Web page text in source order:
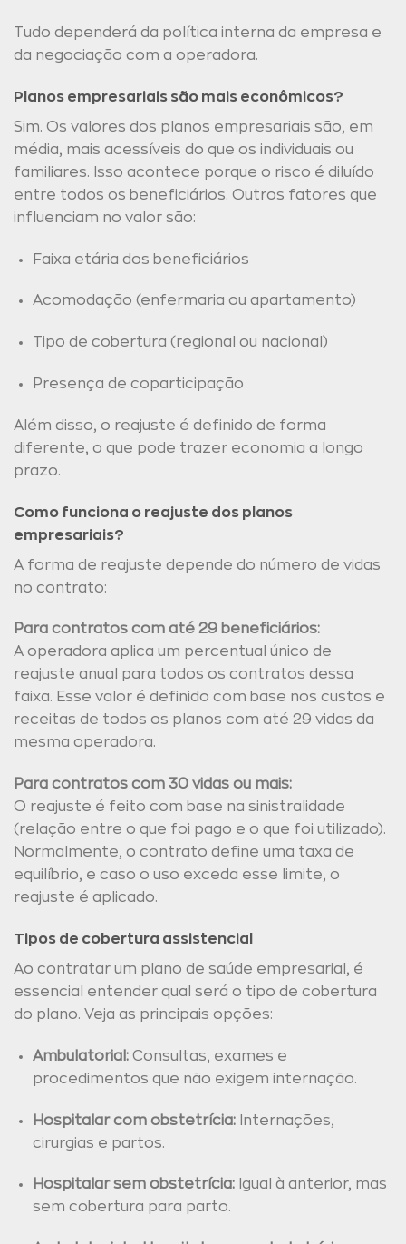
Tudo dependerá da política interna da empresa e
da negociação com a operadora.
Planos empresariais são mais econômicos?
Sim. Os valores dos planos empresariais são, em
média, mais acessíveis do que os individuais ou
familiares. Isso acontece porque o risco é diluído
entre todos os beneficiários. Outros fatores que
influenciam no valor são:
Faixa etária dos beneficiários
Acomodação (enfermaria ou apartamento)
Tipo de cobertura (regional ou nacional)
Presença de coparticipação
Além disso, o reajuste é definido de forma
diferente, o que pode trazer economia a longo
prazo.
Como funciona o reajuste dos planos
empresariais?
A forma de reajuste depende do número de vidas
no contrato:
Para contratos com até 29 beneficiários:
A operadora aplica um percentual único de
reajuste anual para todos os contratos dessa
faixa. Esse valor é definido com base nos custos e
receitas de todos os planos com até 29 vidas da
mesma operadora.
Para contratos com 30 vidas ou mais:
O reajuste é feito com base na sinistralidade
(relação entre o que foi pago e o que foi utilizado).
Normalmente, o contrato define uma taxa de
equilíbrio, e caso o uso exceda esse limite, o
reajuste é aplicado.
Tipos de cobertura assistencial
Ao contratar um plano de saúde empresarial, é
essencial entender qual será o tipo de cobertura
do plano. Veja as principais opções:
Ambulatorial:Consultas, exames e
procedimentos que não exigem internação.
Hospitalar com obstetrícia:Internações,
cirurgias e partos.
Hospitalar sem obstetrícia:Igual à anterior, mas
sem cobertura para parto.